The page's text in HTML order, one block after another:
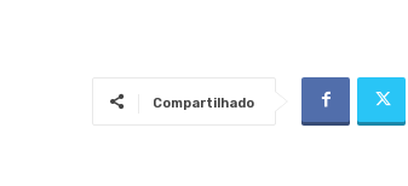
Compartilhado